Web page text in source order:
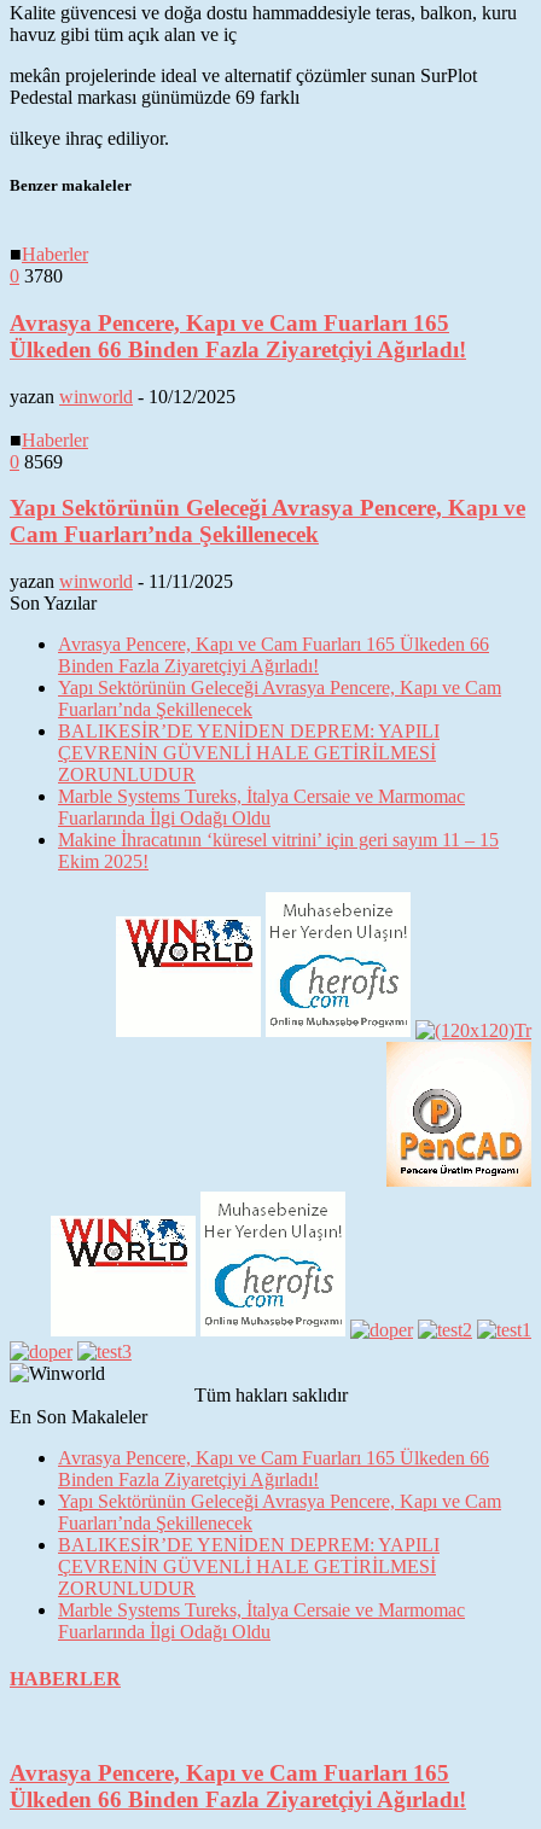
Kalite güvencesi ve doğa dostu hammaddesiyle teras, balkon, kuru
havuz gibi tüm açık alan ve iç
mekân projelerinde ideal ve alternatif çözümler sunan SurPlot
Pedestal markası günümüzde 69 farklı
ülkeye ihraç ediliyor.
Benzer makaleler
■Haberler
0 3780
Avrasya Pencere, Kapı ve Cam Fuarları 165
Ülkeden 66 Binden Fazla Ziyaretçiyi Ağırladı!
yazan winworld - 10/12/2025
■Haberler
0 8569
Yapı Sektörünün Geleceği Avrasya Pencere, Kapı ve
Cam Fuarları’nda Şekillenecek
yazan winworld - 11/11/2025
Son Yazılar
Avrasya Pencere, Kapı ve Cam Fuarları 165 Ülkeden 66
Binden Fazla Ziyaretçiyi Ağırladı!
Yapı Sektörünün Geleceği Avrasya Pencere, Kapı ve Cam
Fuarları’nda Şekillenecek
BALIKESİR’DE YENİDEN DEPREM: YAPILI
ÇEVRENİN GÜVENLİ HALE GETİRİLMESİ
ZORUNLUDUR
Marble Systems Tureks, İtalya Cersaie ve Marmomac
Fuarlarında İlgi Odağı Oldu
Makine İhracatının ‘küresel vitrini’ için geri sayım 11 – 15
Ekim 2025!
Tüm hakları saklıdır
En Son Makaleler
Avrasya Pencere, Kapı ve Cam Fuarları 165 Ülkeden 66
Binden Fazla Ziyaretçiyi Ağırladı!
Yapı Sektörünün Geleceği Avrasya Pencere, Kapı ve Cam
Fuarları’nda Şekillenecek
BALIKESİR’DE YENİDEN DEPREM: YAPILI
ÇEVRENİN GÜVENLİ HALE GETİRİLMESİ
ZORUNLUDUR
Marble Systems Tureks, İtalya Cersaie ve Marmomac
Fuarlarında İlgi Odağı Oldu
HABERLER
Avrasya Pencere, Kapı ve Cam Fuarları 165
Ülkeden 66 Binden Fazla Ziyaretçiyi Ağırladı!